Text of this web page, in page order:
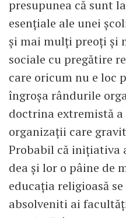
presupunea că sunt
esențiale ale unei
și mai mulți preoți și
sociale cu pregătire
care oricum nu e loc
îngroșa rândurile
doctrina extremistă
organizații care
Probabil că inițiativa
dea și lor o pâine de
educația religioasă
absolveniti ai